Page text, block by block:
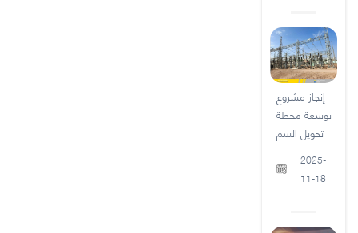
إنجاز مشروع
توسعة محطة
تحويل السم
2025-
11-18